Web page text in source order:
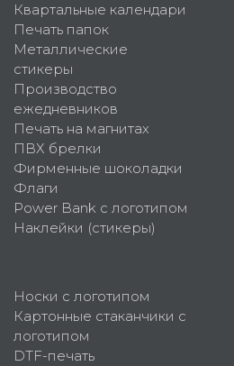
Квартальные календари
Печать папок
Металлические
стикеры
Производство
ежедневников
Печать на магнитах
ПВХ брелки
Фирменные шоколадки
Флаги
Power Bank с логотипом
Наклейки (стикеры)
Носки с логотипом
Картонные стаканчики с
логотипом
DTF-печать